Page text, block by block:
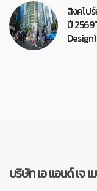
สิงคโป
ปี
บริษัท เอ แอนด์ เจ